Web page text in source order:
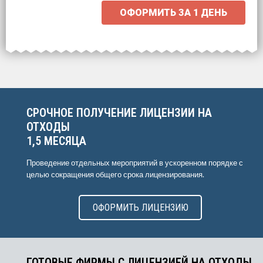
ОФОРМИТЬ ЗА 1 ДЕНЬ
для начала расчёта.
СРОЧНОЕ ПОЛУЧЕНИЕ ЛИЦЕНЗИИ НА
ОТХОДЫ
1,5 МЕСЯЦА
Проведение отдельных мероприятий в ускоренном порядке с
целью сокращения общего срока лицензирования.
ОФОРМИТЬ ЛИЦЕНЗИЮ